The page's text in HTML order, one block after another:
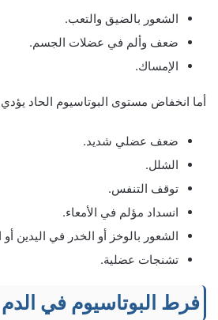
الشعور بالضيق والتعب.
ضعف وألم في عضلات الجسم.
الإمساك.
أما انخفاض مستوى البوتاسيوم الحاد
ضعف عضلي شديد.
الشلل.
توقف التنفس.
انسداد مؤلم في الأمعاء.
الشعور بالوخز أو الخدر في اليدين أو
تشنجات عضلية.
فرط البوتاسيوم في الدم